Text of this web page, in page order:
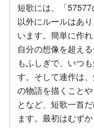
短歌には、「
以外にルールはあ
います。簡単に作
自分の想像を超え
もふしぎで、いつ
す。そして連作は
の物語を描くこと
となど、短歌一首
ます。最初はむず